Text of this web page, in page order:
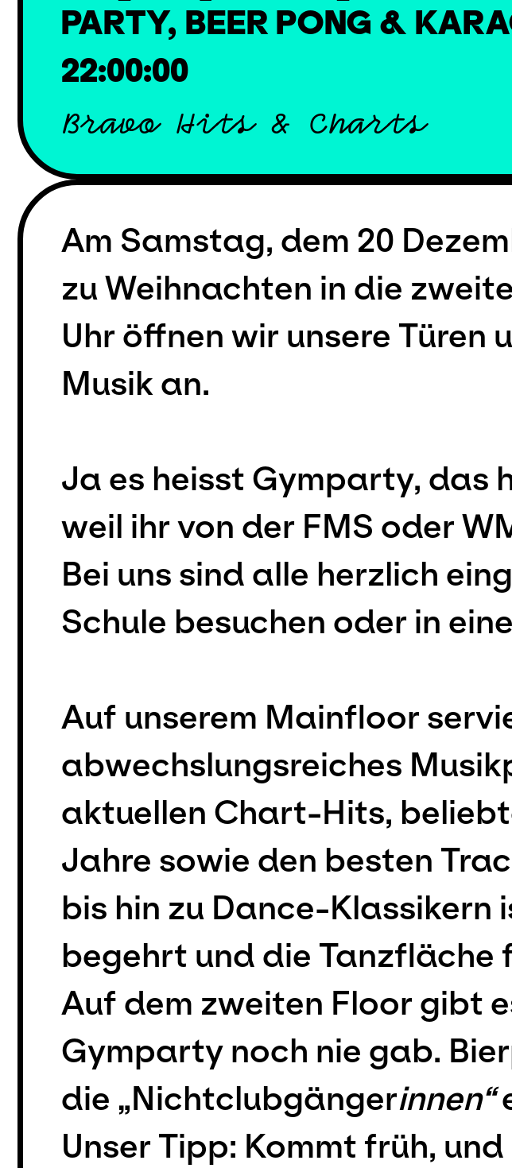
PARTY, BEER PONG &
22:00:00
Bravo Hits & Charts
Am Samstag, dem 20
zu Weihnachten in die
Uhr öffnen wir unsere Türen
Musik an.
Ja es heisst Gymparty, das
weil ihr von der FMS oder
Bei uns sind alle herzlich
Schule besuchen oder in
Auf unserem Mainfloor
abwechslungsreiches
aktuellen Chart-Hits,
Jahre sowie den besten
bis hin zu Dance-Klassikern
begehrt und die Tanzfläche
Auf dem zweiten Floor gibt
Gymparty noch nie gab.
die „Nichtclubgängerinnen“
Unser Tipp: Kommt früh,